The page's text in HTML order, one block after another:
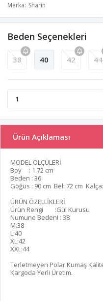
Marka Sharin
Beden Seçenekleri
38 40 42 44
Ürün Açıklaması
MODEL ÖLÇÜLERİ
Boy : 1.72 cm
Beden : 36
Göğüs : 90 cm Bel: 72 cm
ÜRÜN ÖZELLİKLERİ
Ürün Rengi :Gül Kurusu
Numune Bedeni : 38
M:38
L:40
XL:42
XXL:44
Terletmeyen Polar Kumaş
Kargoda Yerli Üretim.